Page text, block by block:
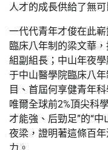
人才的成長供給了無可
一代代青年才俊在此
臨床八年制的梁文華
組副組長；中山年夜
于中山醫學院臨床八
目、首屆何享健青年
唯爾全球前2%頂尖科
才能強、后勁足”的“
夜梁，證明著這條百